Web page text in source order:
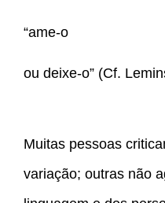
“ame-o
ou deixe-o” (Cf.
Muitas pessoas
variação; outras não